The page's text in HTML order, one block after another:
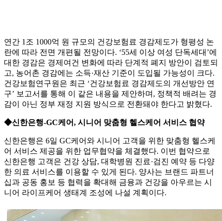
연간 1조 1000억 원 규모의 건강보험료 경감제도가 형평성 논
란에 따라 전면 개편될 전망이다. ‘55세 이상 여성 단독세대’에
대한 경감은 경제여건 변화에 따라 단계적 폐지 방안이 검토되
고, 농어촌 경감에는 소득·재산 기준이 도입될 가능성이 크다.
건강보험연구원은 최근 ‘건강보험료 경감제도의 개선방안 연
구’ 보고서를 통해 이 같은 내용을 제안하며, 정책적 배려는 경
감이 아닌 정부 재정 지원 방식으로 전환돼야 한다고 밝혔다.
◆신한은행-GC케어, 시니어 맞춤형 헬스케어 서비스 협약
신한은행은 6일 GC케어와 시니어 고객을 위한 맞춤형 헬스케
어 서비스 제공을 위한 업무협약을 체결했다. 이번 협약으로
신한은행 고객은 건강 상담, 대학병원 진료·검진 예약 등 다양
한 의료 서비스를 이용할 수 있게 된다. 양사는 브랜드 파트너
십과 공동 홍보 등 협력을 확대해 금융과 건강을 아우르는 시
니어 라이프케어 생태계 조성에 나설 계획이다.